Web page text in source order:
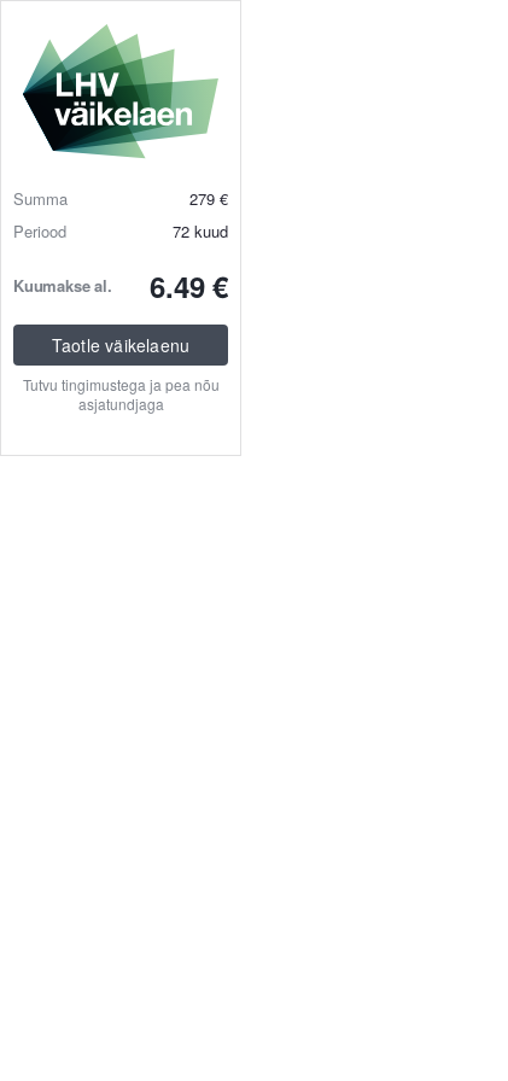
Summa 279 €
Periood
72 kuud
Kuumakse al. 6.49 €
Taotle väikelaenu
Tutvu tingimustega ja pea nõu
asjatundjaga